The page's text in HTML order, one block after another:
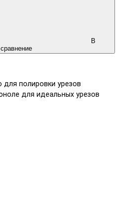
В
сравнение
полировки урезов
для идеальных урезов